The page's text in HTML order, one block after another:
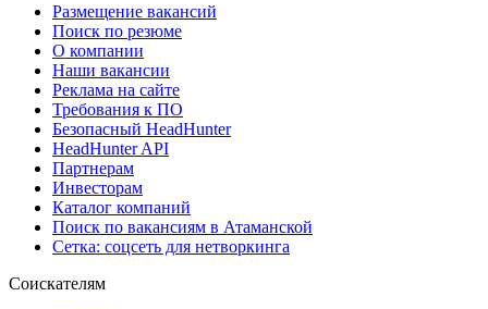
Размещение вакансий
Поиск по резюме
О компании
Наши вакансии
Реклама на сайте
Требования к ПО
Безопасный HeadHunter
HeadHunter API
Партнерам
Инвесторам
Каталог компаний
Поиск по вакансиям в Атаманской
Сетка: соцсеть для нетворкинга
Соискателям